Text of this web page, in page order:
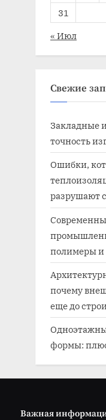
31
« Июл
Свежие
Закладные
точность
Ошибки,
разрушают
полимеры
почему
еще до
формы:
Важная